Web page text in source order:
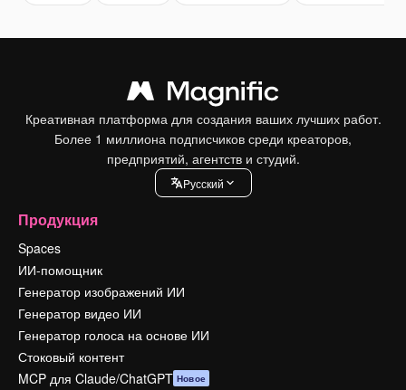
Креативная платформа для создания ваших лучших работ.
Более 1 миллиона подписчиков среди креаторов,
предприятий, агентств и студий.
Pусский
Продукция
Spaces
ИИ-помощник
Генератор изображений ИИ
Генератор видео ИИ
Генератор голоса на основе ИИ
Стоковый контент
MCP для Claude/ChatGPT Новое